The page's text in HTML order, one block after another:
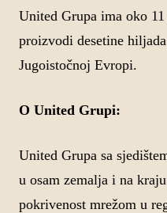
United Grupa ima oko
proizvodi desetine
Jugoistočnoj Evropi.
O United Grupi:
United Grupa sa
u osam zemalja i na
pokrivenost mrežom u